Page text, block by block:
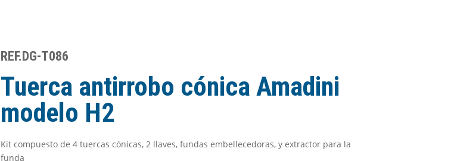
REF.DG-T086
Tuerca antirrobo cónica Amadini
modelo H2
Kit compuesto de 4 tuercas cónicas, 2 llaves, fundas embellecedoras, y extractor para la
funda